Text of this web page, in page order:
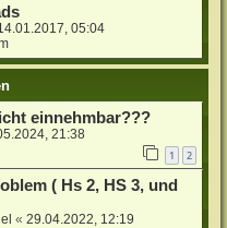
05:04
einnehmbar???
21:38
1 2
( Hs 2, HS 3, und
«29.04.2022, 12:19